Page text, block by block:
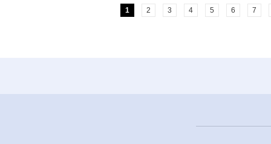
1 2 3 4 5 6 7